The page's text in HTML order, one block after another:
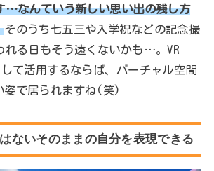
…なんていう新しい思い出の残し方
そのうち七五三や入学祝などの記念撮
れる日もそう遠くないかも…。VR
して活用するならば、バーチャル空間
姿で居られますね(笑)
ないそのままの自分を表現できる